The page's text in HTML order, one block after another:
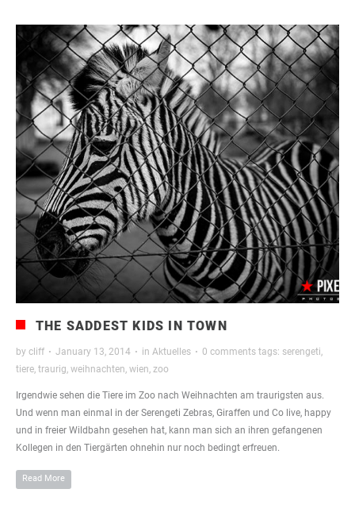
THE SADDEST KIDS IN TOWN
by cliff · January 13, 2014 · in Aktuelles · 0 comments tags: serengeti,
tiere, traurig, weihnachten, wien, zoo
Irgendwie sehen die Tiere im Zoo nach Weihnachten am traurigsten aus.
Und wenn man einmal in der Serengeti Zebras, Giraffen und Co live, happy
und in freier Wildbahn gesehen hat, kann man sich an ihren gefangenen
Kollegen in den Tiergärten ohnehin nur noch bedingt erfreuen.
Read More